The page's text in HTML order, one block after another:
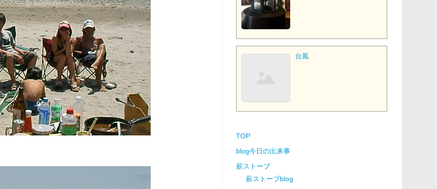
台風
TOP
blog今日の出来事
薪ストーブ
薪ストーブblog